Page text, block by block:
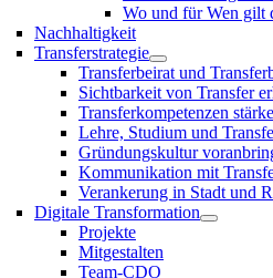
Wo und für Wen gilt
Nachhaltigkeit
Transferstrategie
Transferbeirat und
Sichtbarkeit von Transfer
Transferkompetenzen
Lehre, Studium und
Gründungskultur
Kommunikation mit
Verankerung in Stadt und
Digitale Transformation
Projekte
Mitgestalten
Team-CDO